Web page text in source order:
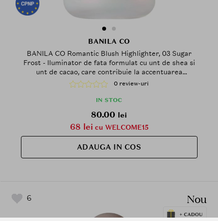
BANILA CO
BANILA CO Romantic Blush Highlighter, 03 Sugar
Frost - Iluminator de fata formulat cu unt de shea si
unt de cacao, care contribuie la accentuarea
pometilor si a punctelor inalte ale fetei printr-un
finisaj stralucitor, proaspat si neted
0 review-uri
IN STOC
80.00 lei
68 lei cu WELCOME15
ADAUGA IN COS
6 Nou